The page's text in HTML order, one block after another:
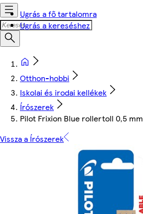
Ugrás a fő tartalomra
Ugrás a kereséshez
Otthon-hobbi
Iskolai és irodai kellékek
Írószerek
Pilot Frixion Blue rollertoll 0,5 mm
Vissza a Írószerek